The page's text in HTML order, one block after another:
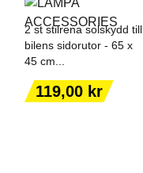
2 st stilrena solskydd till
bilens sidorutor - 65 x
45 cm...
Pris
119,00 kr